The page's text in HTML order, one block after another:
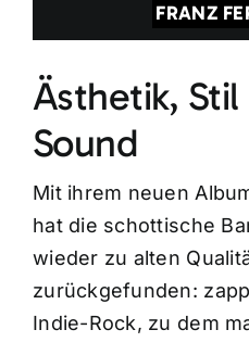
FRANZ
Ästhetik,
Sound
Mit ihrem neuen
hat die schottische
wieder zu alten
zurückgefunden:
Indie-Rock, zu dem